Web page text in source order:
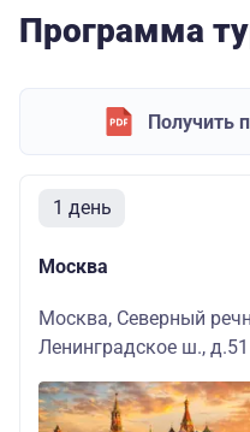
Программа
Получить
1 день
Москва
Москва, Северный
Ленинградское ш., д.51